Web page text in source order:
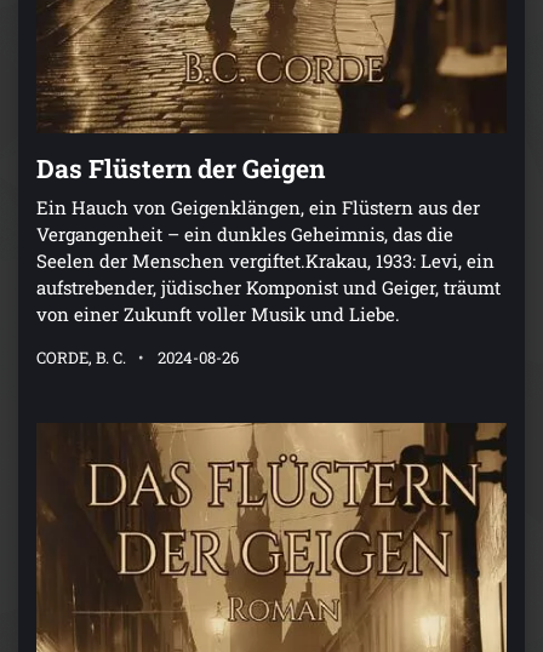
Das Flüstern der Geigen
Ein Hauch von Geigenklängen, ein Flüstern aus der
Vergangenheit – ein dunkles Geheimnis, das die
Seelen der Menschen vergiftet.Krakau, 1933: Levi, ein
aufstrebender, jüdischer Komponist und Geiger, träumt
von einer Zukunft voller Musik und Liebe.
CORDE, B. C. 2024-08-26